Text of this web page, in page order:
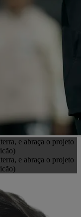
e abraça o projeto
e abraça o projeto